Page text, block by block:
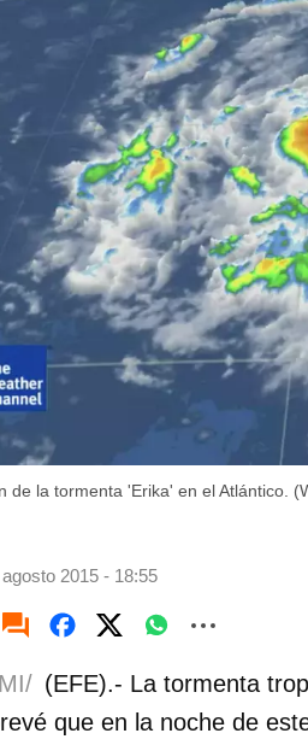
de la tormenta 'Erika' en el Atlántico.
2015 - 18:55
(EFE).- La tormenta
que en la noche de